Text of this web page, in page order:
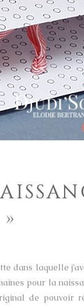
dans laquelle
pour la
de pouvoir